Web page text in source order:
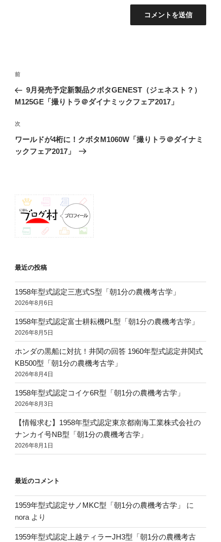
投
ナ
ゲ
ー
シ
前
の
投
前
9月発売予定新製品クボタGENEST（ジェネスト？）
M125GE「撮りトラ＠ダイナミックフェア2017」
次
の
投
次
ワールドが4桁に！クボタM1060W「撮りトラ＠ダイナミ
ックフェア2017」
最近の投稿
1958年型式認定三恵式S型「朝1分の農機考古学」
2026年8月6日
1958年型式認定富士耕耘機PL型「朝1分の農機考古学」
2026年8月5日
ホンダの黒船に対抗！井関の回答 1960年型式認定井関式
KB500型「朝1分の農機考古学」
2026年8月4日
1958年型式認定コイケ6R型「朝1分の農機考古学」
2026年8月3日
【情報求む】1958年型式認定東京都南海工業株式会社の
ナンカイ号NB型「朝1分の農機考古学」
2026年8月1日
最近のコメント
1959年型式認定サノMKC型「朝1分の農機考古学」
に
nora より
1959年型式認定上越ティラーJH3型「朝1分の農機考古